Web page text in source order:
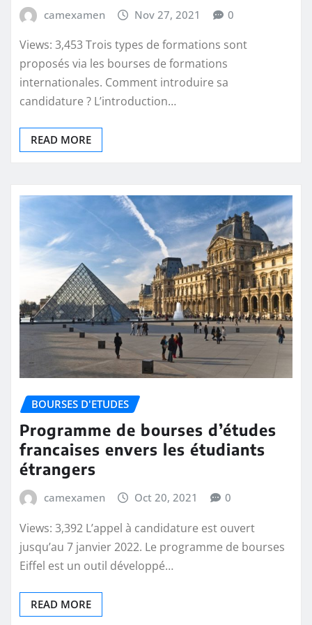
camexamen Nov 27, 2021 0
Views: 3,453 Trois types de formations sont
proposés via les bourses de formations
internationales. Comment introduire sa
candidature ? L’introduction…
READ MORE
BOURSES D'ETUDES
Programme de bourses d’études
francaises envers les étudiants
étrangers
camexamen Oct 20, 2021 0
Views: 3,392 L’appel à candidature est ouvert
jusqu’au 7 janvier 2022. Le programme de bourses
Eiffel est un outil développé…
READ MORE